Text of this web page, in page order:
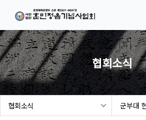
메뉴바로가기
본문바로가기
법인소개
협회소식
시험(대회) 요강
참가접수
결과발표
협회소식
협회소식 군부대